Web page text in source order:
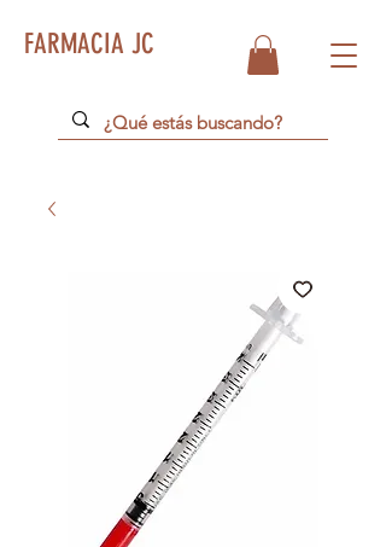
FARMACIA JC